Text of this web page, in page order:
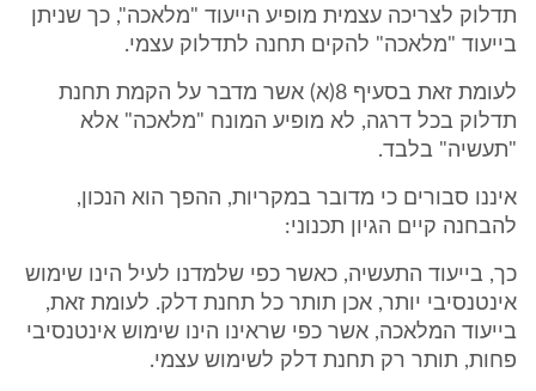
תדלוק לצריכה עצמית מופיע הייעוד "מלאכה", כך שניתן
בייעוד "מלאכה" להקים תחנה לתדלוק עצמי.
לעומת זאת בסעיף 8(א) אשר מדבר על הקמת תחנת
תדלוק בכל דרגה, לא מופיע המונח "מלאכה" אלא
"תעשיה" בלבד.
איננו סבורים כי מדובר במקריות, ההפך הוא הנכון,
להבחנה קיים הגיון תכנוני:
כך, בייעוד התעשיה, כאשר כפי שלמדנו לעיל הינו שימוש
אינטנסיבי יותר, אכן תותר כל תחנת דלק. לעומת זאת,
בייעוד המלאכה, אשר כפי שראינו הינו שימוש אינטנסיבי
פחות, תותר רק תחנת דלק לשימוש עצמי.